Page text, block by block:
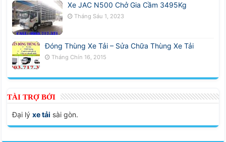
Xe JAC N500 Chở Gia Cầm 3495Kg
Tháng Sáu 1, 2023
Đóng Thùng Xe Tải – Sửa Chữa Thùng Xe Tải
Tháng Chín 16, 2015
TÀI TRỢ BỞI
Đại lýxe tải sài gòn.